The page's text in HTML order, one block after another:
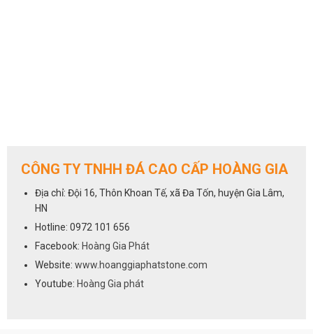
CÔNG TY TNHH ĐÁ CAO CẤP HOÀNG GIA
Địa chỉ: Đội 16, Thôn Khoan Tế, xã Đa Tốn, huyện Gia Lâm,
HN
Hotline: 0972 101 656
Facebook: Hoàng Gia Phát
Website: www.hoanggiaphatstone.com
Youtube: Hoàng Gia phát